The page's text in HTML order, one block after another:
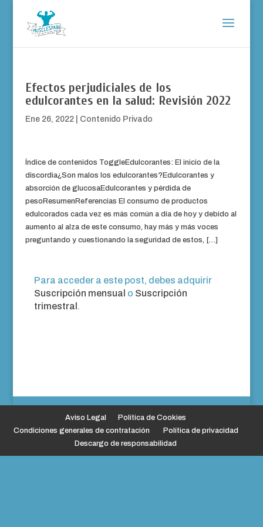
Efectos perjudiciales de los
edulcorantes en la salud: Revisión 2022
Ene 26, 2022| Contenido Privado
Índice de contenidos ToggleEdulcorantes: El inicio de la
discordia¿Son malos los edulcorantes?Edulcorantes y
absorción de glucosaEdulcorantes y pérdida de
pesoResumenReferencias El consumo de productos
edulcorados cada vez es más común a día de hoy y debido al
aumento al alza de este consumo, hay más y más voces
preguntando y cuestionando la seguridad de estos, […]
Para acceder a este post, debes adquirir
Suscripción mensual o Suscripción
trimestral .
Aviso Legal
Política de Cookies
Condiciones generales de contratación
Política de privacidad
Descargo de responsabilidad